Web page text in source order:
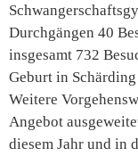
Durchgängen 40
insgesamt 732
Geburt in
Weitere
Angebot
diesem Jahr und in